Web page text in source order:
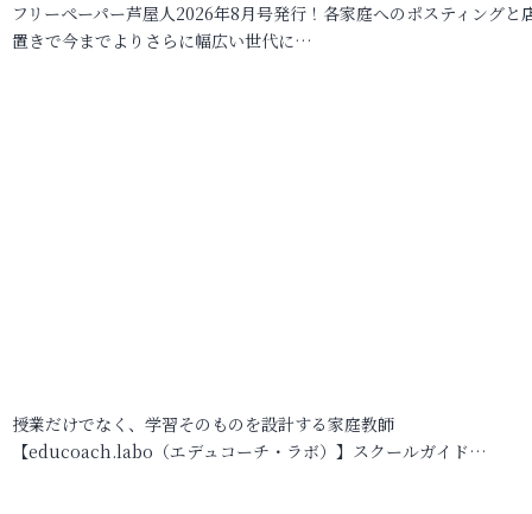
フリーペーパー芦屋人2026年8月号発行！各家庭へのポスティングと
置きで今までよりさらに幅広い世代に…
授業だけでなく、学習そのものを設計する家庭教師
【educoach.labo（エデュコーチ・ラボ）】スクールガイド…